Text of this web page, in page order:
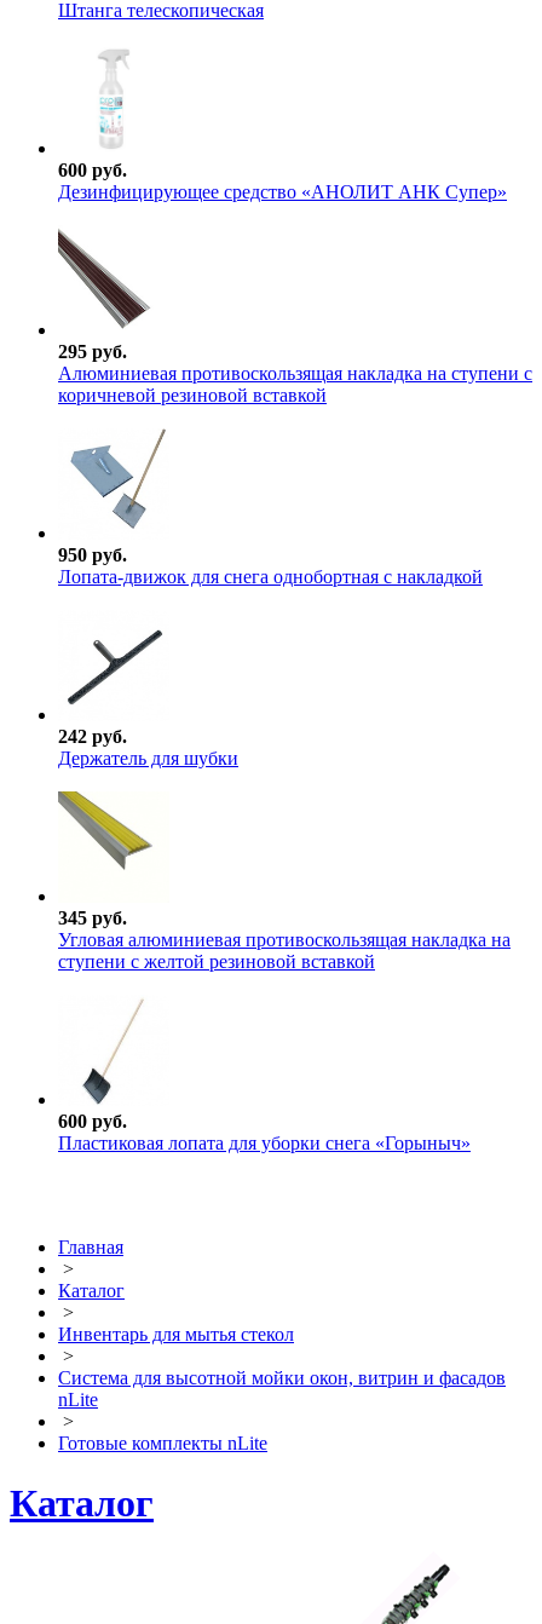
Штанга телескопическая
600 руб.
Дезинфицирующее средство «АНОЛИТ АНК Супер»
295 руб.
Алюминиевая противоскользящая накладка на ступени с
коричневой резиновой вставкой
950 руб.
Лопата-движок для снега однобортная с накладкой
242 руб.
Держатель для шубки
345 руб.
Угловая алюминиевая противоскользящая накладка на
ступени с желтой резиновой вставкой
600 руб.
Пластиковая лопата для уборки снега «Горыныч»
Главная
>
Каталог
>
Инвентарь для мытья стекол
>
Система для высотной мойки окон, витрин и фасадов
nLite
>
Готовые комплекты nLite
Каталог